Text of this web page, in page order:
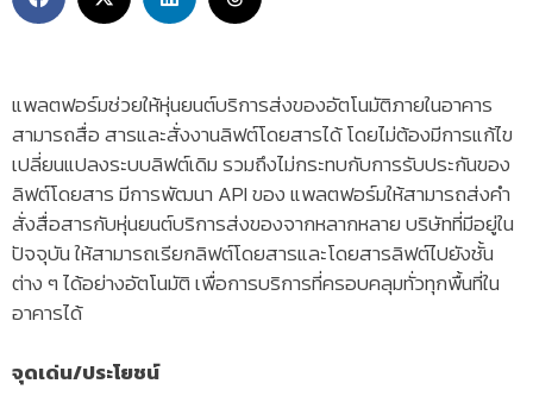
แพลตฟอร์มช่วยให้หุ่นยนต์บริการส่งของอัตโนมัติภายในอาคาร
สามารถสื่อ สารและสั่งงานลิฟต์โดยสารได้ โดยไม่ต้องมีการแก้ไข
เปลี่ยนแปลงระบบลิฟต์เดิม รวมถึงไม่กระทบกับการรับประกันของ
ลิฟต์โดยสาร มีการพัฒนา API ของ แพลตฟอร์มให้สามารถส่งคำ
สั่งสื่อสารกับหุ่นยนต์บริการส่งของจากหลากหลาย บริษัทที่มีอยู่ใน
ปัจจุบัน ให้สามารถเรียกลิฟต์โดยสารและโดยสารลิฟต์ไปยังชั้น
ต่าง ๆ ได้อย่างอัตโนมัติ เพื่อการบริการที่ครอบคลุมทั่วทุกพื้นที่ใน
อาคารได้
จุดเด่น/ประโยชน์